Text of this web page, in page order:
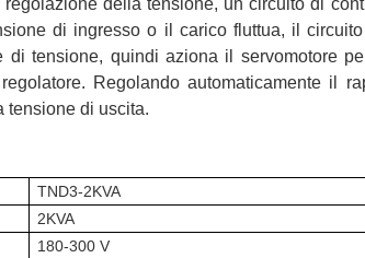
della tensione, un circuito di
di ingresso o il carico fluttua, il
di tensione, quindi aziona il servomotore
Regolando automaticamente il
tensione di uscita.
TND3-2KVA
2KVA
180-300 V